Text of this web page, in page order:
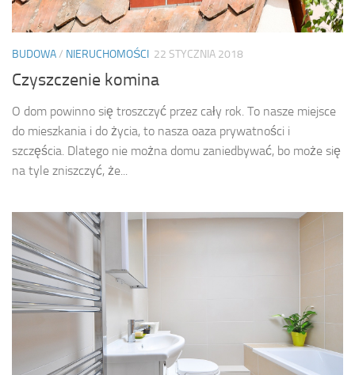
BUDOWA/ NIERUCHOMOŚCI 22 STYCZNIA 2018
Czyszczenie komina
O dom powinno się troszczyć przez cały rok. To nasze miejsce
do mieszkania i do życia, to nasza oaza prywatności i
szczęścia. Dlatego nie można domu zaniedbywać, bo może się
na tyle zniszczyć, że...